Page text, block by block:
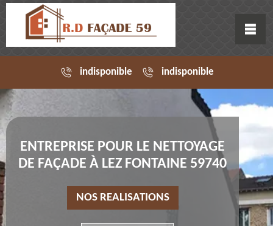
indisponible indisponible
ENTREPRISE POUR LE NETTOYAGE
DE FAÇADE À LEZ FONTAINE 59740
NOS REALISATIONS